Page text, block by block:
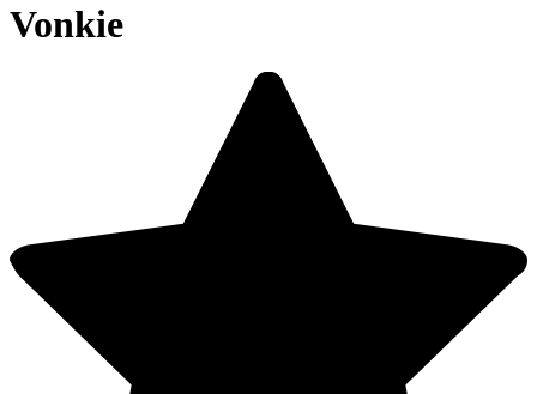
Vonkie